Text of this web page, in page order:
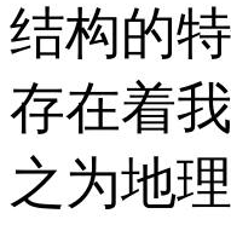
结构的
存在着
之为地